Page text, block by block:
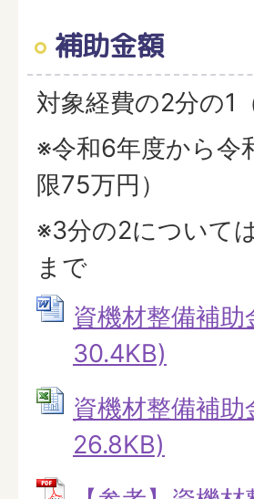
補助金額
対象経費の2分の1
※令和6年度から令
限75万円）
※3分の2について
まで
資機材整備補
30.4KB)
資機材整備補
26.8KB)